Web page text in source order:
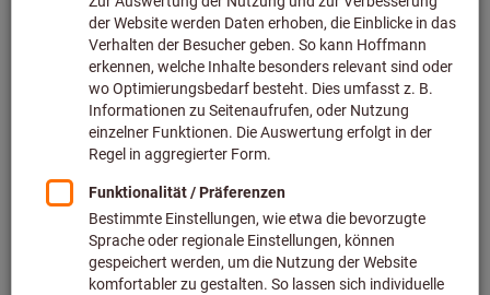
Bild zum Vergrößern anklicken